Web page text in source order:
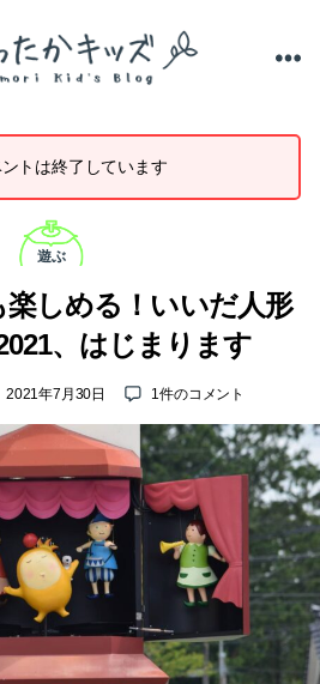
た
か
キ
ッ
ズ
トは終了しています
カ
テ
ー
遊ぶ
しめる！いいだ人形
、はじまります
2021年7月30日
子
も
も
大
人
も
楽
い
い
だ
1件のコメント